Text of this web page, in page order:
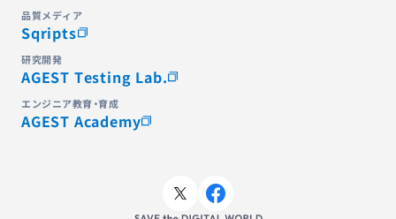
品質メディア
Sqripts
研究開発
AGEST Testing Lab.
エンジニア教育・育成
AGEST Academy